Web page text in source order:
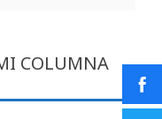
COLUMNA